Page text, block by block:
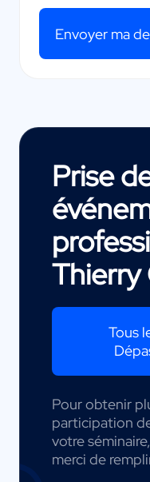
Envoyer ma
Prise
Thierry
Tous
Pour obtenir
participation
votre
merci de